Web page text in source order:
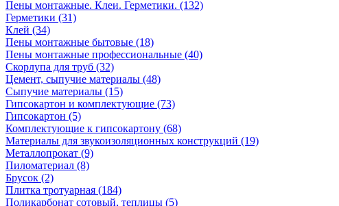
Пены монтажные. Клеи. Герметики. (132)
Герметики (31)
Клей (34)
Пены монтажные бытовые (18)
Пены монтажные профессиональные (40)
Скорлупа для труб (32)
Цемент, сыпучие материалы (48)
Сыпучие материалы (15)
Гипсокартон и комплектующие (73)
Гипсокартон (5)
Комплектующие к гипсокартону (68)
Материалы для звукоизоляционных конструкций (19)
Металлопрокат (9)
Пиломатериал (8)
Брусок (2)
Плитка тротуарная (184)
Поликарбонат сотовый, теплицы (5)